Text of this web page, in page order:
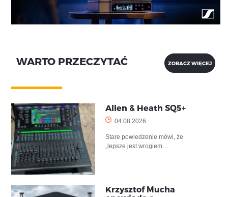
WARTO PRZECZYTAĆ ZOBACZ WIĘCEJ
Allen & Heath SQ5+
04.08.2026
Stare powiedzenie mówi, że
„lepsze jest wrogiem…
Krzysztof Mucha